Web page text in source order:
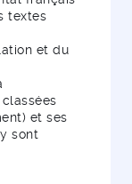
textes
et du
et ses
sont